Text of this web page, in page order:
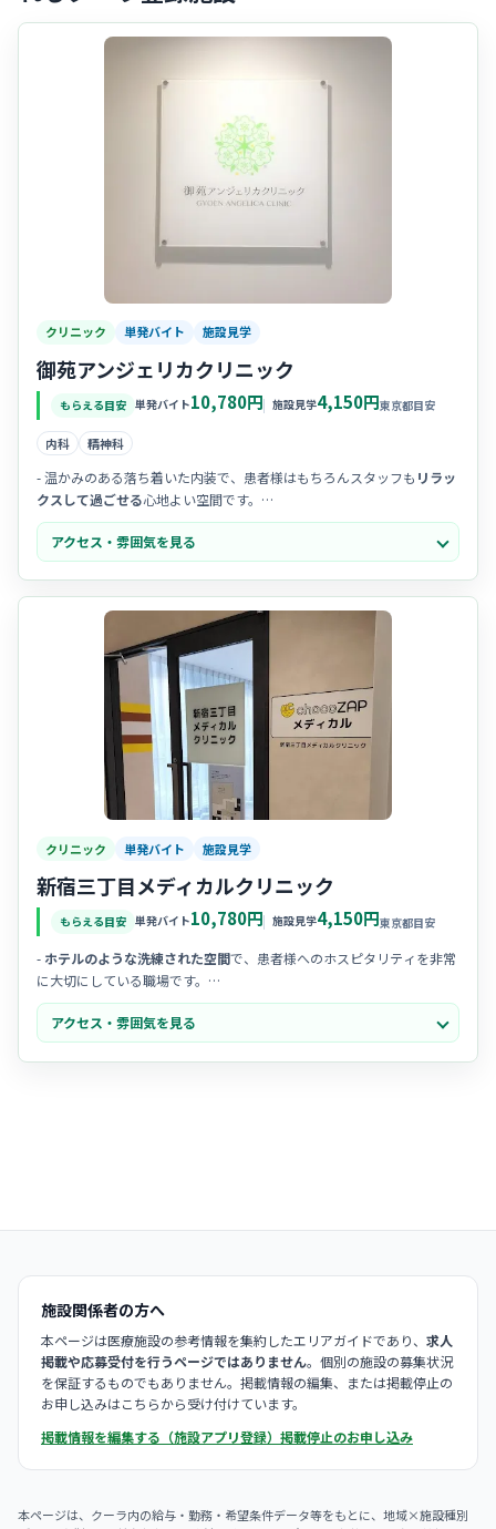
クリニック 単発バイト 施設見学
御苑アンジェリカクリニック
もらえる目安 単発バイト10,780円 施設見学4,150円東京都目安
内科 精神科
- 温かみのある落ち着いた内装で、患者様はもちろんスタッフも リラッ
クスして過ごせる心地よい空間です。
- スタッフ間のチームワークが良く、アットホームで相談しやすい雰囲
気なので、新しい環境でも馴染みやすいですよ。
- 一人ひとりの患者様とじっくり向き合う姿勢を大切にしており、心の
アクセス・雰囲気を見る
クリニック 単発バイト 施設見学
新宿三丁目メディカルクリニック
もらえる目安 単発バイト10,780円 施設見学4,150円東京都目安
- ホテルのような洗練された空間で、患者様へのホスピタリティを非常
に大切にしている職場です。
- 20代から30代のスタッフが中心となって、チームワークを重視しなが
ら明るく元気に活躍されています。
- 看護師が受付から施術まで一貫して担当することもあり、一人ひとり
の患者様と丁寧に関わることができます。
アクセス・雰囲気を見る
施設関係者の方へ
本ページは医療施設の参考情報を集約したエリアガイドであり、 求人
掲載や応募受付を行うページではありません。個別の施設の募集状況
を保証するものでもありません。掲載情報の編集、または掲載停止の
お申し込みはこちらから受け付けています。
掲載情報を編集する（施設アプリ登録） 掲載停止のお申し込み
本ページは、クーラ内の給与・勤務・希望条件データ等をもとに、地域×施設種別